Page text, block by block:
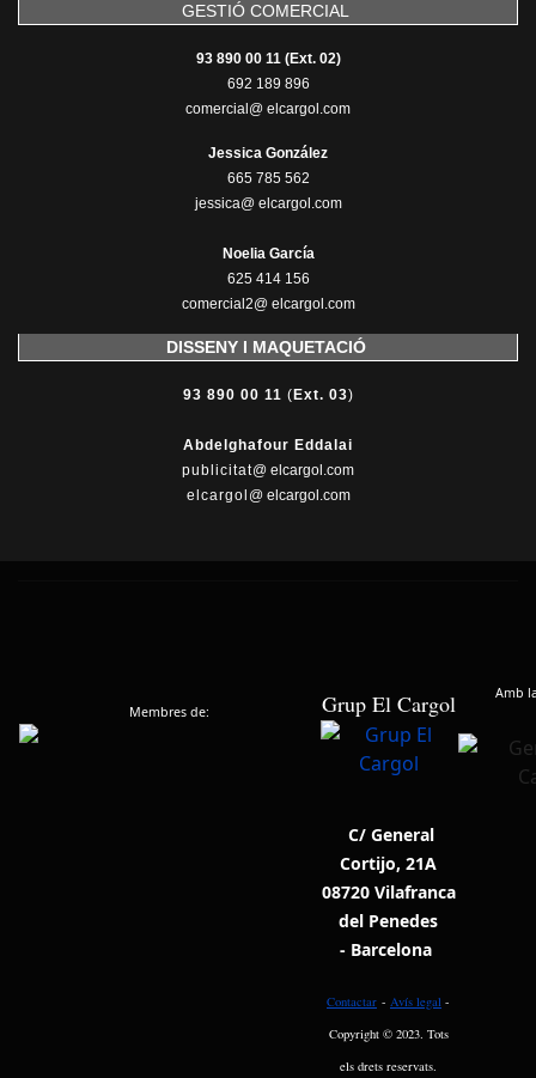
GESTIÓ COMERCIAL
93 890 00 11 (Ext. 02)
692 189 896
comercial@ elcargol.com
Jessica González
665 785 562
jessica@ elcargol.com
Noelia García
625 414 156
comercial2@ elcargol.com
DISSENY I MAQUETACIÓ
93 890 00 11 ( Ext. 03)
Abdelghafour Eddalai
publicitat@ elcargol.com
elcargol @ elcargol.com
Membres de: Grup El Cargol Amb
C/ General
Cortijo, 21A
08720 Vilafranca
del Penedes
- Barcelona
Contactar - Avís legal -
Copyright © 2023. Tots
els drets reservats.